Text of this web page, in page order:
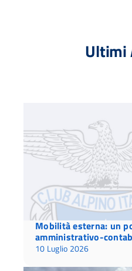
Ultimi
Mobilità esterna: un
amministrativo-
10 Luglio 2026